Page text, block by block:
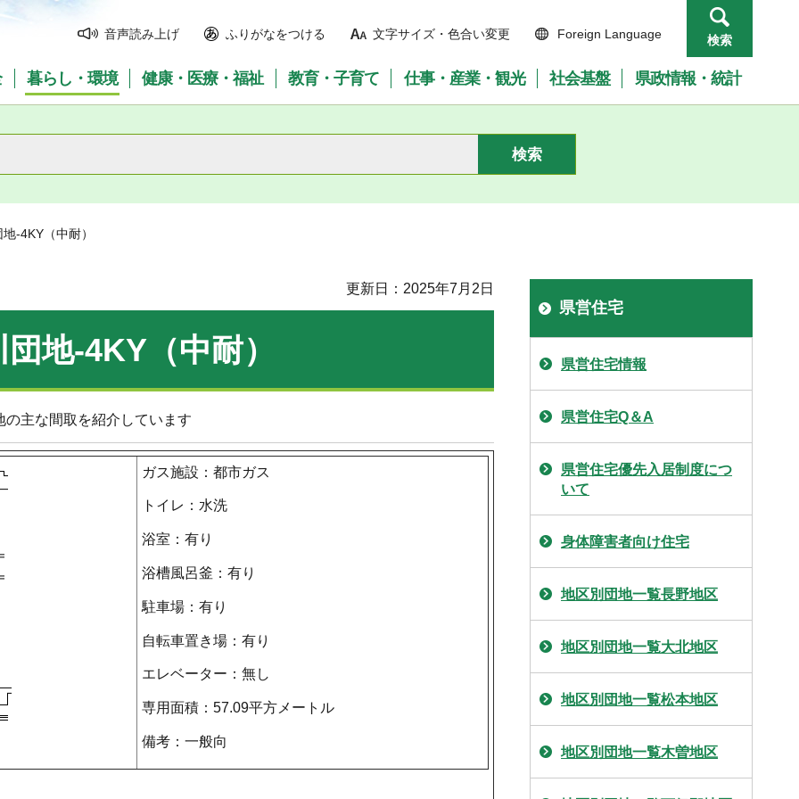
音声読み上げ ふりがなをつける 文字サイズ・色合い変更 Foreign Language 検索
暮らし・環境 健康・医療・福祉 教育・子育て 仕事・産業・観光 社会基盤 県政情報・統計
-4KY（中耐）
更新日：2025年7月2日
地-4KY（中耐）
の主な間取を紹介しています
ガス施設：都市ガス
トイレ：水洗
浴室：有り
浴槽風呂釜：有り
駐車場：有り
自転車置き場：有り
エレベーター：無し
専用面積：57.09平方メートル
備考：一般向
県営住宅
県営住宅情報
県営住宅Q＆A
県営住宅優先入居制度につ
いて
身体障害者向け住宅
地区別団地一覧長野地区
地区別団地一覧大北地区
地区別団地一覧松本地区
地区別団地一覧木曽地区